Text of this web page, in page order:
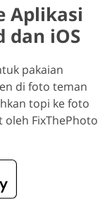
Aplikasi
dan iOS
pakaian
di foto teman
topi ke foto
FixThePhoto